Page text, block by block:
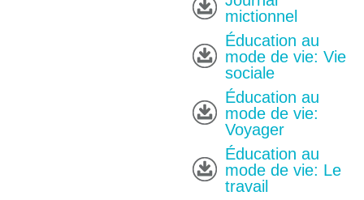
mictionnel
Éducation au
mode de vie: Vie
sociale
Éducation au
mode de vie:
Voyager
Éducation au
mode de vie: Le
travail